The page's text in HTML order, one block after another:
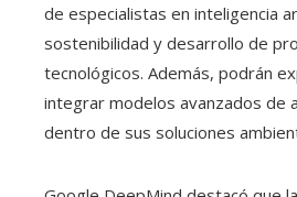
de especialistas en inteligencia
sostenibilidad y desarrollo de
tecnológicos. Además, podrán
integrar modelos avanzados de
dentro de sus soluciones